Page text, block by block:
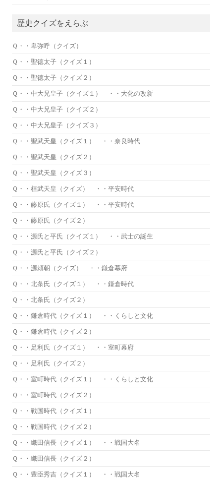
歴史クイズをえらぶ
Ｑ・・卑弥呼（クイズ）
Ｑ・・聖徳太子（クイズ１）
Ｑ・・聖徳太子（クイズ２）
Ｑ・・中大兄皇子（クイズ１） ・・大化の改新
Ｑ・・中大兄皇子（クイズ２）
Ｑ・・中大兄皇子（クイズ３）
Ｑ・・聖武天皇（クイズ１） ・・奈良時代
Ｑ・・聖武天皇（クイズ２）
Ｑ・・聖武天皇（クイズ３）
Ｑ・・桓武天皇（クイズ） ・・平安時代
Ｑ・・藤原氏（クイズ１） ・・平安時代
Ｑ・・藤原氏（クイズ２）
Ｑ・・源氏と平氏（クイズ１） ・・武士の誕生
Ｑ・・源氏と平氏（クイズ２）
Ｑ・・源頼朝（クイズ） ・・鎌倉幕府
Ｑ・・北条氏（クイズ１） ・・鎌倉時代
Ｑ・・北条氏（クイズ２）
Ｑ・・鎌倉時代（クイズ１） ・・くらしと文化
Ｑ・・鎌倉時代（クイズ２）
Ｑ・・足利氏（クイズ１） ・・室町幕府
Ｑ・・足利氏（クイズ２）
Ｑ・・室町時代（クイズ１） ・・くらしと文化
Ｑ・・室町時代（クイズ２）
Ｑ・・戦国時代（クイズ１）
Ｑ・・戦国時代（クイズ２）
Ｑ・・織田信長（クイズ１） ・・戦国大名
Ｑ・・織田信長（クイズ２）
Ｑ・・豊臣秀吉（クイズ１） ・・戦国大名